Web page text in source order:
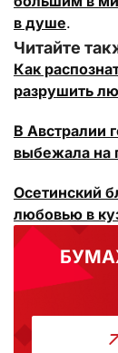
в душе.
Читайте
Как
разрушить
В Австралии
выбежала на
Осетинский
любовью в